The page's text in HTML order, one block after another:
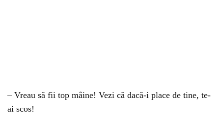
– Vreau să fii top mâine! Vezi că dacă-i place de tine, te-
ai scos!